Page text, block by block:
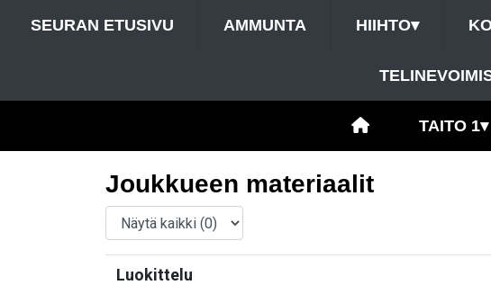
SEURAN ETUSIVU AMMUNTA HIIHTO▾
TAITO 1▾
Joukkueen materiaalit
Luokittelu